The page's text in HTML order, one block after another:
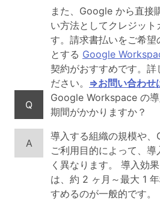
また、Google から直接
い方法としてクレジット
す。請求書払いをご希
とする Google
契約がおすすめです。詳
ださい。 ⇒お問い合わせ
Q
Google Workspace の
期間がかかりますか？
A
導入する組織の規模や
ご利用目的によって、
く異なります。 導入効
は、約 2 ヶ月～最大 1
すめるのが一般的です。